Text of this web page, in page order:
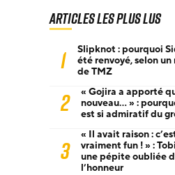
Articles les plus lus
1
Slipknot : pourquoi
été renvoyé, selon
de TMZ
2
« Gojira a apporté
nouveau… » :
est si admiratif du
3
« Il avait raison :
vraiment fun ! » :
une pépite oubliée
l’honneur